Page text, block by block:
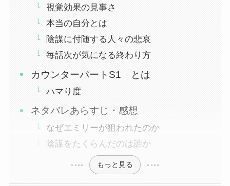
視覚効果の見事さ
本当の自分とは
陰謀に付随する人々の悲哀
毎話次が気になる終わり方
カウンターパートS1 とは
ハマり度
ネタバレあらすじ・感想
なぜエミリーが狙われたのか
陰謀をたくらんだのは誰か
もっと見る